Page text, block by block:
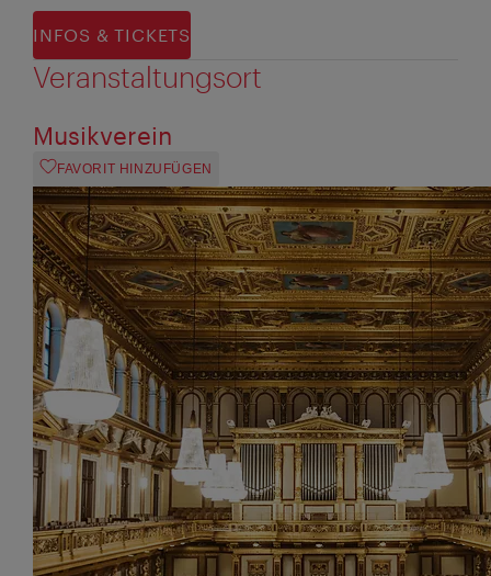
INFOS & TICKETS
Veranstaltungsort
Musikverein
FAVORIT HINZUFÜGEN